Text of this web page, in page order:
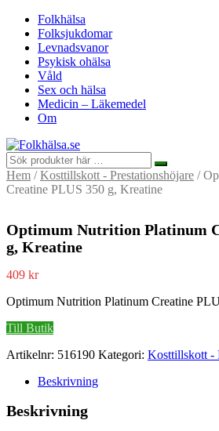
Folkhälsa
Folksjukdomar
Levnadsvanor
Psykisk ohälsa
Våld
Sex och hälsa
Medicin – Läkemedel
Om
Hem /Kosttillskott - Prestationshöjare /
Creatine PLUS 350 g, Kreatine
Optimum Nutrition Platinum
g, Kreatine
409 kr
Optimum Nutrition Platinum Creatine
Till Butik
Artikelnr: 516190 Kategori: Kosttillskott -
Beskrivning
Beskrivning